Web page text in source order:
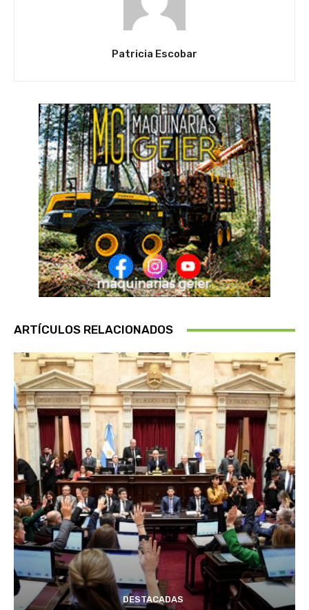
Patricia Escobar
ARTÍCULOS RELACIONADOS
DESTACADAS